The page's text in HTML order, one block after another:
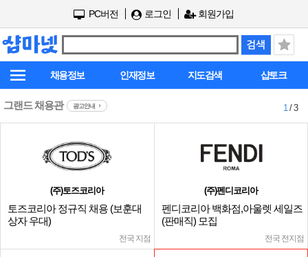
PC버전 로그인 회원가입
채용정보 인재정보 지도검색 샵토크
그랜드 채용관 광고안내 1/ 3
(주)토즈코리아
토즈코리아 정규직 채용 (보훈대
상자 우대)
전국 지점
(주)펜디코리아
펜디코리아 백화점,아울렛 세일즈
(판매직) 모집
전국 전지점